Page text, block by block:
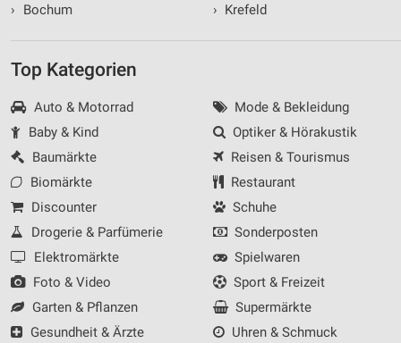
›
Bochum
› Krefeld
Top Kategorien
Auto & Motorrad
Baby & Kind
Baumärkte
Biomärkte
Discounter
Drogerie & Parfümerie
Elektromärkte
Foto & Video
Garten & Pflanzen
Gesundheit & Ärzte
Mode & Bekleidung
Optiker & Hörakustik
Reisen & Tourismus
Restaurant
Schuhe
Sonderposten
Spielwaren
Sport & Freizeit
Supermärkte
Uhren & Schmuck